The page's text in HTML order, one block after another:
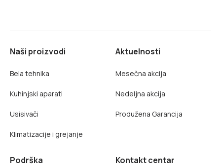
Naši proizvodi
Bela tehnika
Kuhinjski aparati
Usisivači
Klimatizacije i grejanje
Aktuelnosti
Mesečna akcija
Nedeljna akcija
Produžena Garancija
Podrška Kontakt centar